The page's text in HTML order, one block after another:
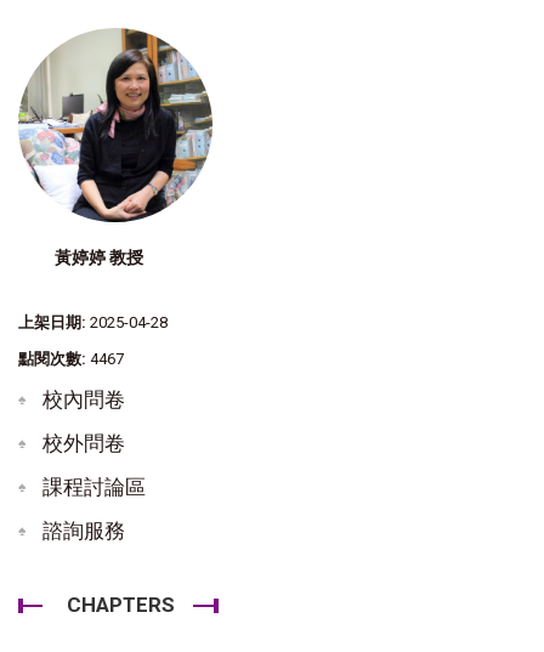
黃婷婷 教授
上架日期: 2025-04-28
點閱次數: 4467
校內問卷
校外問卷
課程討論區
諮詢服務
CHAPTERS